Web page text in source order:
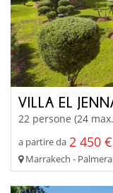
VILLA EL
22 persone (24
a partire da 2 450 €
Marrakech -